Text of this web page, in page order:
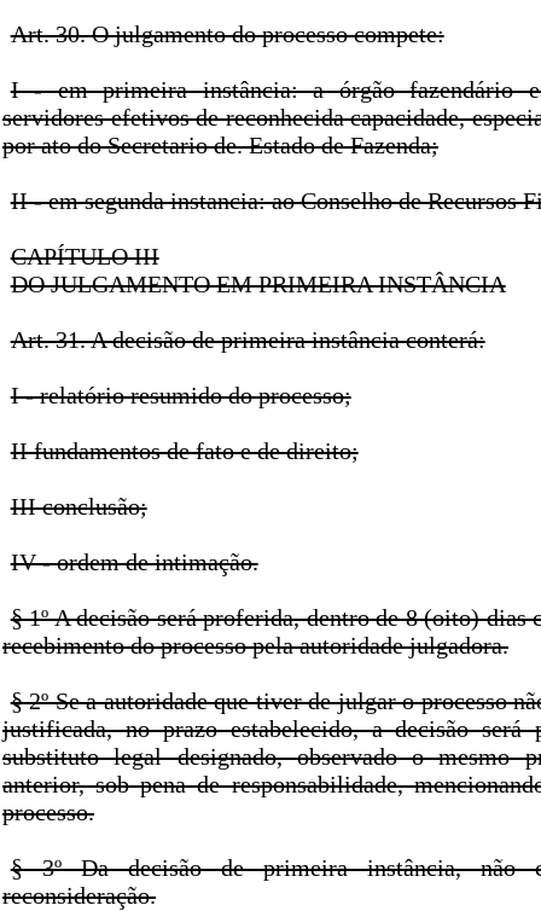
Art. 30. O julgamento do processo compete:
I - em primeira instância: a órgão fazendário
servidores efetivos de reconhecida capacidade,
por ato do Secretario de. Estado de Fazenda;
II - em segunda instancia: ao Conselho de Recursos
CAPÍTULO III
DO JULGAMENTO EM PRIMEIRA INSTÂNCIA
Art. 31. A decisão de primeira instância conterá:
I - relatório resumido do processo;
II fundamentos de fato e de direito;
III conclusão;
IV - ordem de intimação.
§ 1º A decisão será proferida, dentro de 8 (oito) dias
recebimento do processo pela autoridade julgadora.
§ 2º Se a autoridade que tiver de julgar o processo
justificada, no prazo estabelecido, a decisão será
substituto legal designado, observado o mesmo
anterior, sob pena de responsabilidade,
processo.
§ 3º Da decisão de primeira instância, não
reconsideração.